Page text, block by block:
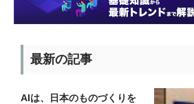
最新の記事
AIは、日本のものづくりを